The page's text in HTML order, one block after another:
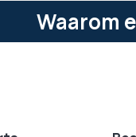
Waarom